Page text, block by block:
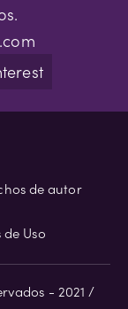
- 2021 /
de autor
de Uso